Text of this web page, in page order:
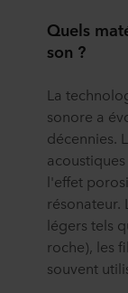
Quels
son ?
La
sonore a
décennies.
l'effet
résonateur.
légers tels
roche), les
souvent